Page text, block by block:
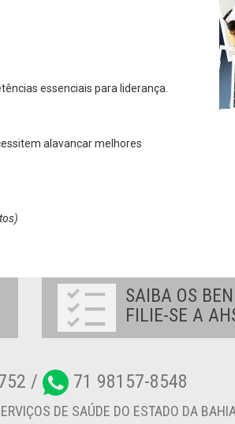
essenciais para liderança.
alavancar melhores
SAIBA OS
FILIE-SE A
/ 71 98157-8548
DE SAÚDE DO ESTADO DA